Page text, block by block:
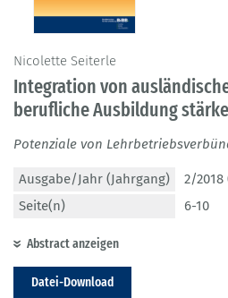
Nicolette Seiterle
Integration von
berufliche Ausbildung
Potenziale von
Ausgabe/Jahr (Jahrgang)
2/2018
Seite(n)
6-10
Abstract anzeigen
Datei-Download